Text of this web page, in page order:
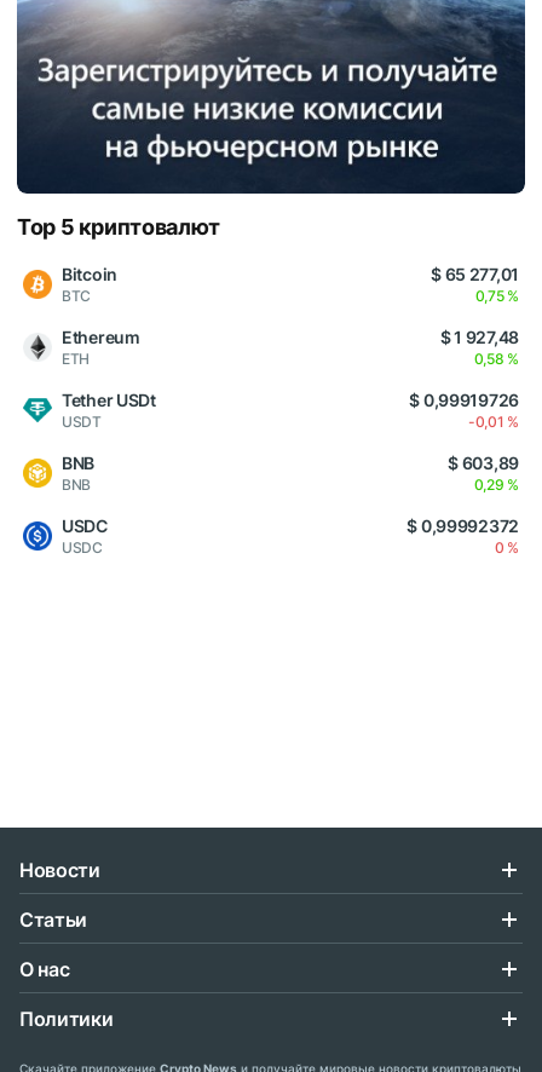
Top 5 криптовалют
Bitcoin
BTC
$ 65 277,01
0,75 %
Ethereum
ETH
$ 1 927,48
0,58 %
Tether USDt
USDT
$ 0,99919726
-0,01 %
BNB
BNB
$ 603,89
0,29 %
USDC
USDC
$ 0,99992372
0 %
Новости
Статьи
О нас
Политики
Скачайте приложение Crypto News и получайте мировые новости криптовалюты